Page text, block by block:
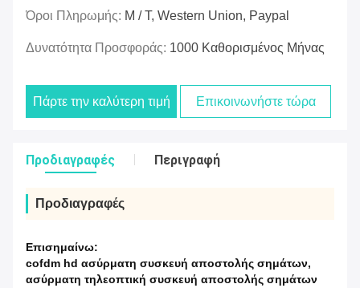
Όροι Πληρωμής: Μ / Τ, Western Union, Paypal
Δυνατότητα Προσφοράς: 1000 Καθορισμένος Μήνας
Πάρτε την καλύτερη τιμή Επικοινωνήστε τώρα
Προδιαγραφές Περιγραφή
Προδιαγραφές
Επισημαίνω:
cofdm hd ασύρματη συσκευή αποστολής σημάτων,
ασύρματη τηλεοπτική συσκευή αποστολής σημάτων